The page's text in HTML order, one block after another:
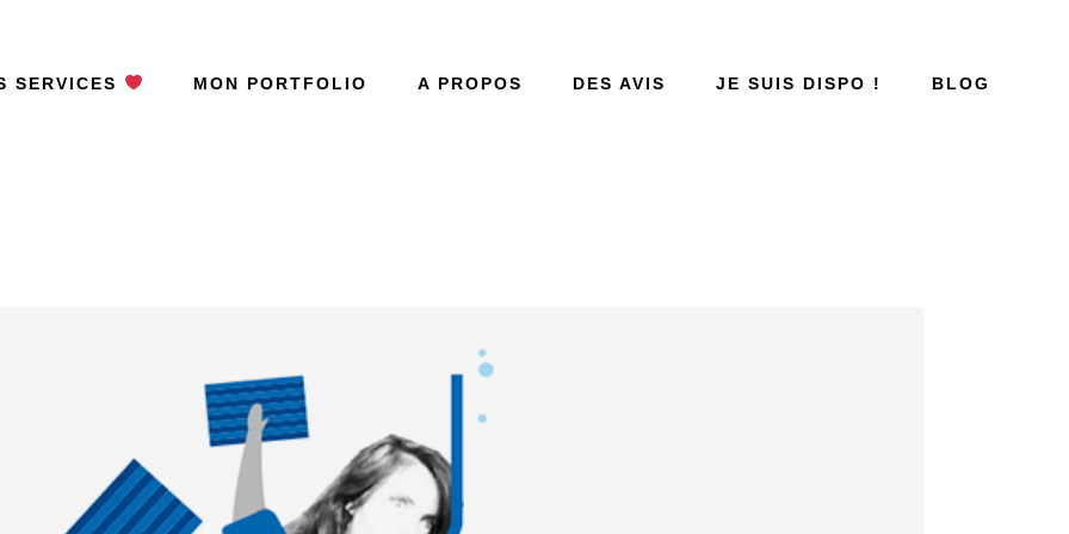
SERVICES MON PORTFOLIO A PROPOS DES AVIS JE SUIS DISPO ! BLOG